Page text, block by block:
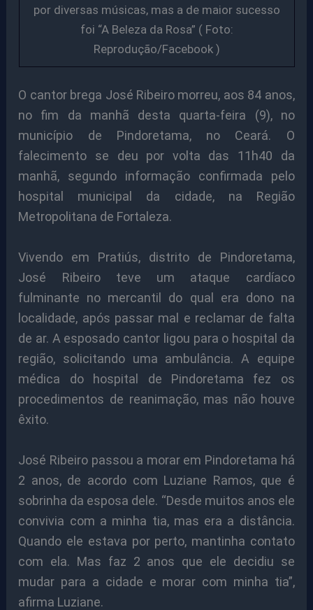
por diversas músicas, mas a de maior sucesso
foi “A Beleza da Rosa” ( Foto:
Reprodução/Facebook )
O cantor brega José Ribeiro morreu, aos 84 anos,
no fim da manhã desta quarta-feira (9), no
município de Pindoretama, no Ceará. O
falecimento se deu por volta das 11h40 da
manhã, segundo informação confirmada pelo
hospital municipal da cidade, na Região
Metropolitana de Fortaleza.
Vivendo em Pratiús, distrito de Pindoretama,
José Ribeiro teve um ataque cardíaco
fulminante no mercantil do qual era dono na
localidade, após passar mal e reclamar de falta
de ar. A esposado cantor ligou para o hospital da
região, solicitando uma ambulância. A equipe
médica do hospital de Pindoretama fez os
procedimentos de reanimação, mas não houve
êxito.
José Ribeiro passou a morar em Pindoretama há
2 anos, de acordo com Luziane Ramos, que é
sobrinha da esposa dele. “Desde muitos anos ele
convivia com a minha tia, mas era a distância.
Quando ele estava por perto, mantinha contato
com ela. Mas faz 2 anos que ele decidiu se
mudar para a cidade e morar com minha tia”,
afirma Luziane.